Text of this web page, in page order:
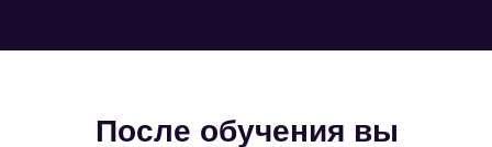
После обучения вы